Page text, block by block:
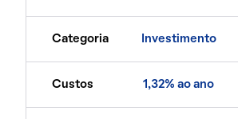
Categoria Investimento
Custos 1,32% ao ano